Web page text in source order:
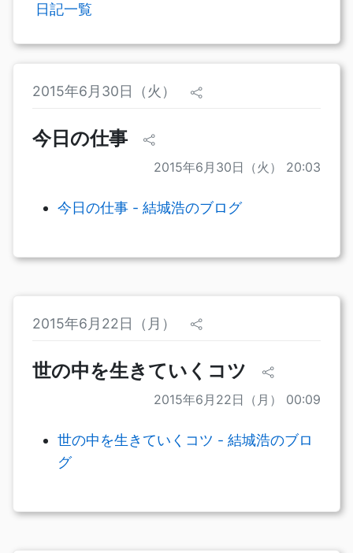
日記一覧
2015年6月30日（火）
今日の仕事
2015年6月30日（火） 20:03
今日の仕事 - 結城浩のブログ
2015年6月22日（月）
世の中を生きていくコツ
2015年6月22日（月） 00:09
世の中を生きていくコツ - 結城浩のブロ
グ